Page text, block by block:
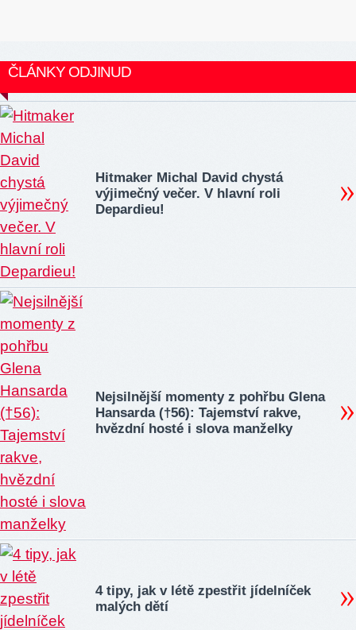
ČLÁNKY ODJINUD
Hitmaker Michal David chystá
výjimečný večer. V hlavní roli
Depardieu!
Nejsilnější momenty z pohřbu Glena
Hansarda (†56): Tajemství rakve,
hvězdní hosté i slova manželky
4 tipy, jak v létě zpestřit jídelníček
malých dětí